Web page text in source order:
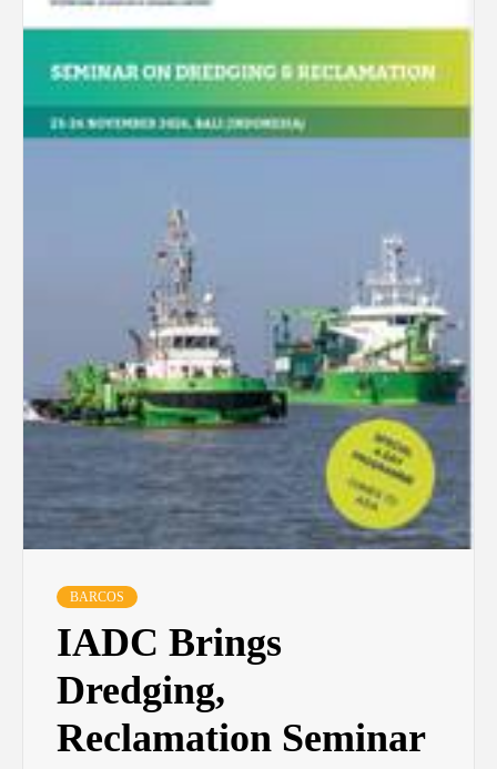
BARCOS
IADC Brings
Dredging,
Reclamation Seminar